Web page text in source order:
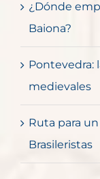
¿Dónde
Baiona?
Pontevedra:
medievales
Ruta para
Brasileristas